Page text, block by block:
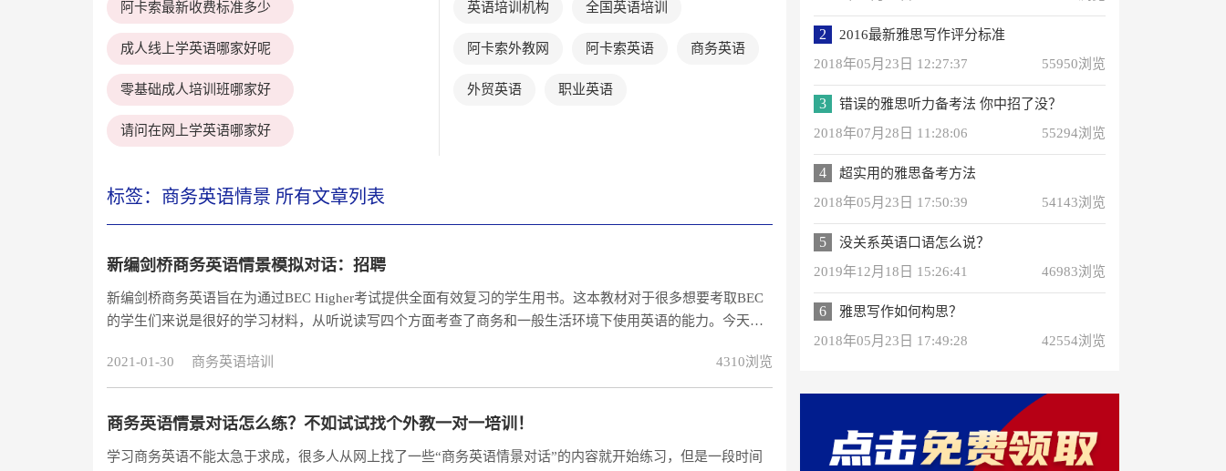
阿卡索最新收费标准多少
成人线上学英语哪家好呢
零基础成人培训班哪家好
请问在网上学英语哪家好
英语培训机构 全国英语培训
阿卡索外教网 阿卡索英语 商务英语
外贸英语 职业英语
标签：商务英语情景 所有文章列表
新编剑桥商务英语情景模拟对话：招聘
新编剑桥商务英语旨在为通过BEC Higher考试提供全面有效复习的学生用书。这本教材对于很多想要考取BEC
的学生们来说是很好的学习材料，从听说读写四个方面考查了商务和一般生活环境下使用英语的能力。今天小
的学习方式以及自身的努力才能够达到想要的效果。因此小编在这里为大家分享阿卡索外教网的免费试听课
程，专业外教一对一为你制定最适合你的学习方
2021-01-30 商务英语培训 4310浏览
商务英语情景对话怎么练？不如试试找个外教一对一培训！
学习商务英语不能太急于求成，很多人从网上找了一些“商务英语情景对话”的内容就开始练习，但是一段时间
2
2016最新雅思写作评分标准
2018年05月23日 12:27:37
55950浏览
3
错误的雅思听力备考法 你中招了没？
2018年07月28日 11:28:06
55294浏览
4
超实用的雅思备考方法
2018年05月23日 17:50:39
54143浏览
5
没关系英语口语怎么说？
2019年12月18日 15:26:41
46983浏览
6
雅思写作如何构思？
2018年05月23日 17:49:28
42554浏览